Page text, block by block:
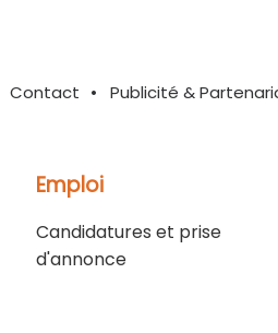
Contact Publicité &
Emploi
Candidatures et prise
d'annonce